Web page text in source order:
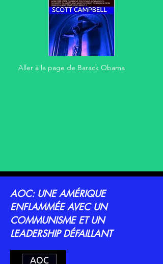
Aller à la page de Barack Obama
AOC: UNE AMÉRIQUE
ENFLAMMÉE AVEC UN
COMMUNISME ET UN
LEADERSHIP DÉFAILLANT